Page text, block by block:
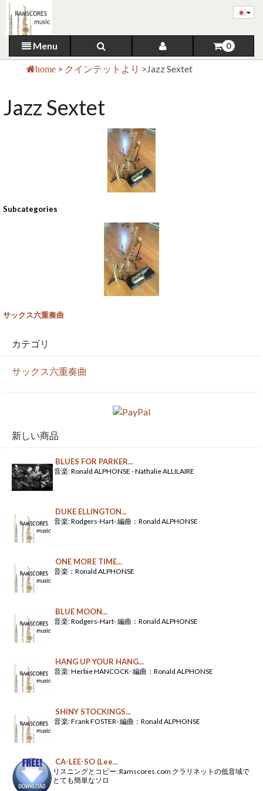
Menu 0
home > クインテットより >Jazz Sextet
Jazz Sextet
Subcategories
サックス六重奏曲
カテゴリ
サックス六重奏曲
新しい商品
BLUES FOR PARKER...
音楽: Ronald ALPHONSE - Nathalie ALLILAIRE
DUKE ELLINGTON...
音楽: Rodgers-Hart- 編曲：Ronald ALPHONSE
ONE MORE TIME...
音楽：Ronald ALPHONSE
BLUE MOON...
音楽: Rodgers-Hart- 編曲：Ronald ALPHONSE
HANG UP YOUR HANG...
音楽: Herbie HANCOCK- 編曲：Ronald ALPHONSE
SHINY STOCKINGS...
音楽: Frank FOSTER- 編曲：Ronald ALPHONSE
CA-LEE-SO (Lee...
リスニングとコピー: Ramscores.com クラリネットの低音域で
とても簡単なソロ